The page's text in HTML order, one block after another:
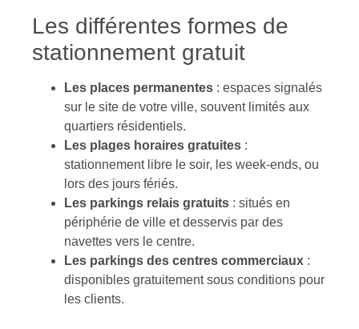
Les différentes formes de
stationnement gratuit
Les places permanentes : espaces signalés
sur le site de votre ville, souvent limités aux
quartiers résidentiels.
Les plages horaires gratuites :
stationnement libre le soir, les week-ends, ou
lors des jours fériés.
Les parkings relais gratuits : situés en
périphérie de ville et desservis par des
navettes vers le centre.
Les parkings des centres commerciaux :
disponibles gratuitement sous conditions pour
les clients.